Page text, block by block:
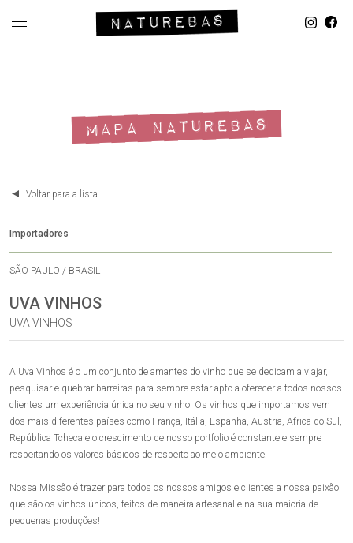
MAPA NATUREBAS
Voltar para a lista
Importadores
SÃO PAULO / BRASIL
UVA VINHOS
UVA VINHOS
A Uva Vinhos é o um conjunto de amantes do vinho que se dedicam a viajar,
pesquisar e quebrar barreiras para sempre estar apto a oferecer a todos nossos
clientes um experiência única no seu vinho! Os vinhos que importamos vem
dos mais diferentes países como França, Itália, Espanha, Austria, Africa do Sul,
República Tcheca e o crescimento de nosso portfolio é constante e sempre
respeitando os valores básicos de respeito ao meio ambiente.
Nossa Missão é trazer para todos os nossos amigos e clientes a nossa paixão,
que são os vinhos únicos, feitos de maneira artesanal e na sua maioria de
pequenas produções!